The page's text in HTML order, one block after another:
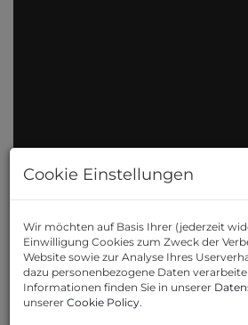
Beschreibung
Sehen Sie sich hier die
Cookie Einstellungen
Wir möchten auf Basis Ihrer (jederzeit
Einwilligung Cookies zum Zweck der
Website sowie zur Analyse Ihres
dazu personenbezogene Daten
Informationen finden Sie in unserer
unserer Cookie Policy.